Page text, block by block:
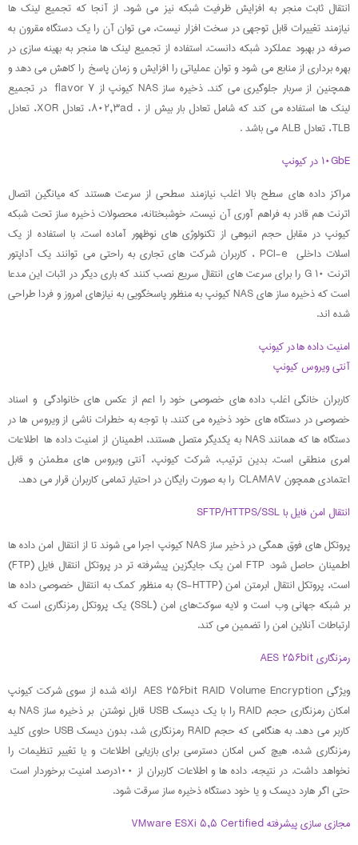
انتقال ثابت منجر به افزایش ظرفیت شبکه نیز می شود. از آنجا که تجمیع لینک ها
نیازمند تغییرات قابل توجهی در سخت افزار نیست، می توان آن را یک دستگاه مقرون به
صرفه در بهبود عملکرد شبکه دانست. استفاده از تجمیع لینک ها منجر به بهینه سازی در
بهره برداری از منابع می شود و توان عملیاتی را افزایش و زمان پاسخ را کاهش می دهد و
همچنین از سربار جلوگیری می کند. ذخیره ساز NAS کیونپ از ۷ flavor در تجمیع
لینک ها استفاده می کند که شامل تعادل بار بیش از ، ۸۰۲,۳ad، تعادل XOR، تعادل
TLB، تعادل ALB می باشد .
۱۰GbE در کیونپ
مراکز داده های سطح بالا اغلب نیازمند سطحی از سرعت هستند که میانگین اتصال
اترنت هم قادر به فراهم آوری آن نیست. خوشبختانه، محصولات ذخیره ساز تحت شبکه
کیونپ در مقابل حجم انبوهی از تکنولوژی های نوظهور آماده است. با استفاده از یک
اسلات داخلی PCI-e ، کاربران شرکت های تجاری به راحتی می توانند یک آداپتور
اترنت ۱۰ G را برای سرعت های انتقال سریع نصب کنند که باری دیگر در اثبات این مدعا
است که ذخیره ساز های NAS کیونپ به منظور پاسخگویی به نیازهای امروز و فردا طراحی
شده اند.
امنیت داده ها در کیونپ
آنتی ویروس کیونپ
کاربران خانگی اغلب داده های خصوصی خود را اعم از عکس های خانوادگی و اسناد
خصوصی در دستگاه های خود ذخیره می کنند. با توجه به خطرات ناشی از ویروس ها در
دستگاه ها که همانند NAS به یکدیگر متصل هستند، اطمینان از امنیت داده ها اطلاعات
امری منطقی است. بدین ترتیب، شرکت کیونپ، آنتی ویروس های مطمئن و قابل
اعتمادی همچون CLAMAV را به صورت رایگان در احتیار تمامی کاربران قرار می دهد.
انتقال امن فایل با SFTP/HTTPS/SSL
پروتکل های فوق همگی در ذخیر ساز NAS کیونپ اجرا می شوند تا از انتقال امن داده ها
اطمینان حاصل شود: FTP امن یک جایگزین پیشرفته تر در پروتکل انتقال فایل (FTP)
است، پروتکل انتقال ابرمتن امن (S-HTTP) به منظور کمک به انتقال خصوصی داده ها
بر شبکه جهانی وب است و لایه سوکت‌های امن (SSL) یک پروتکل رمزنگاری است که
ارتباطات آنلاین امن را تضمین می کند.
رمزنگاری AES ۲۵۶bit
ویژگی AES ۲۵۶bit RAID Volume Encryption ارائه شده از سوی شرکت کیونپ
امکان رمزنگاری حجم RAID را با یک دیسک USB قابل نوشتن بر ذخیره ساز NAS به
کاربر می دهد. به هنگامی که حجم RAID رمزنگاری شد، بدون دیسک USB حاوی کلید
رمزنگاری شده، هیچ کس امکان دسترسی برای بازیابی اطلاعات و یا تغییر تنظیمات را
نخواهد داشت. در نتیجه، داده ها و اطلاعات کاربران از ۱۰۰درصد امنیت برخوردار است
حتی اگر هارد دیسک و یا خود دستگاه ذخیره ساز سرقت شود.
مجازی سازی پیشرفته VMware ESXi ۵,۵ Certified